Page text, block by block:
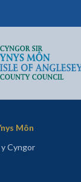
dudalen gartref
Môn
Cyngor